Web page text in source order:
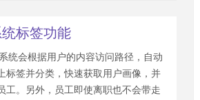
标签功能
会根据用户的内容访问路径，自动
标签并分类，快速获取用户画像，并
工。另外，员工即使离职也不会带走